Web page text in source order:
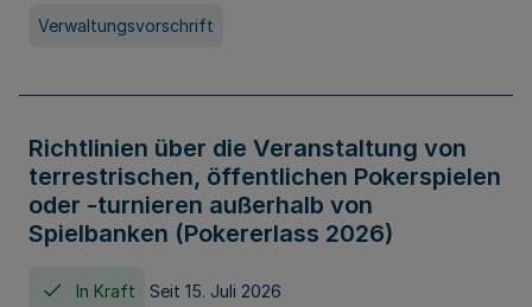
Verwaltungsvorschrift
Richtlinien über die Veranstaltung von
terrestrischen, öffentlichen Pokerspielen
oder -turnieren außerhalb von
Spielbanken (Pokererlass 2026)
In Kraft Seit 15. Juli 2026